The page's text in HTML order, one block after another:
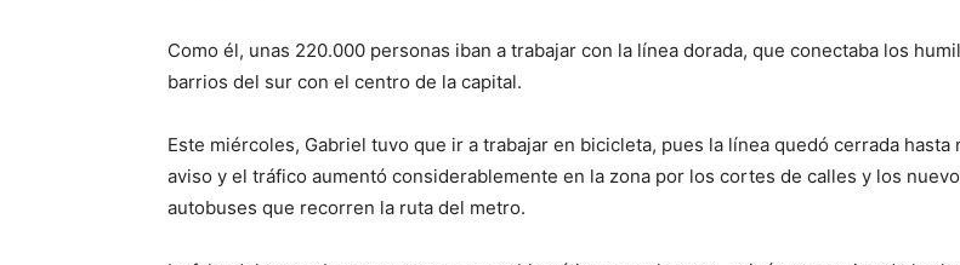
Como él, unas 220.000 personas iban a trabajar con la línea dorada, que conectaba los
barrios del sur con el centro de la capital.
Este miércoles, Gabriel tuvo que ir a trabajar en bicicleta, pues la línea quedó cerrada hasta
aviso y el tráfico aumentó considerablemente en la zona por los cortes de calles y los
autobuses que recorren la ruta del metro.